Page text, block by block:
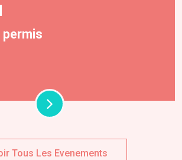
Tous Les Evenements